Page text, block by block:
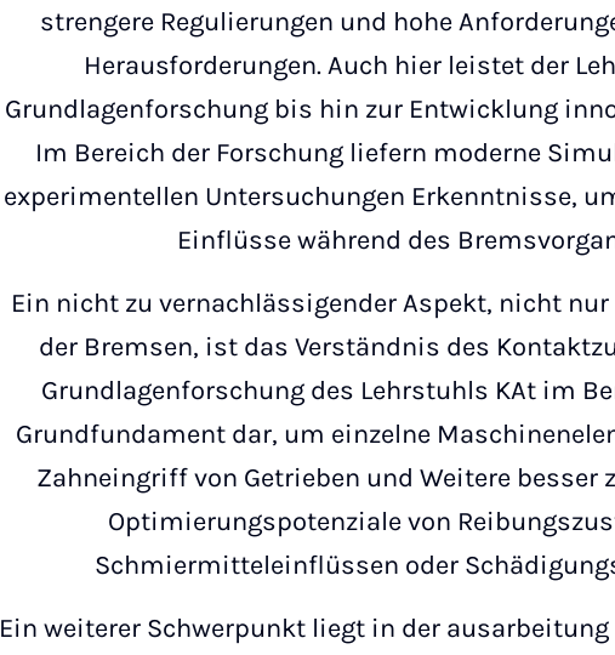
strengere Regulierungen und hohe
Herausforderungen. Auch hier leistet der
Grundlagenforschung bis hin zur Entwicklung
Im Bereich der Forschung liefern moderne
experimentellen Untersuchungen Erkenntnisse,
Einflüsse während des
Ein nicht zu vernachlässigender Aspekt, nicht
der Bremsen, ist das Verständnis des
Grundlagenforschung des Lehrstuhls KAt im
Grundfundament dar, um einzelne
Zahneingriff von Getrieben und Weitere besser
Optimierungspotenziale von
Schmiermitteleinflüssen oder
Ein weiterer Schwerpunkt liegt in der